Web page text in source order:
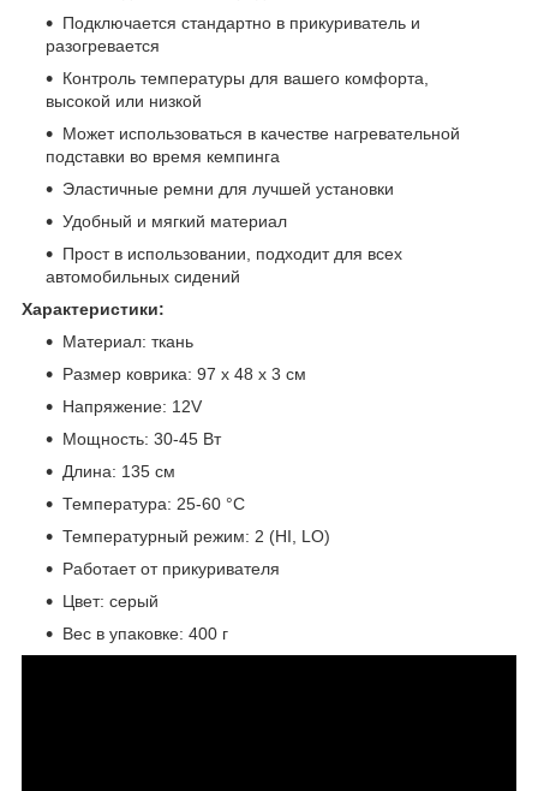
Подключается стандартно в прикуриватель и
разогревается
Контроль температуры для вашего комфорта,
высокой или низкой
Может использоваться в качестве нагревательной
подставки во время кемпинга
Эластичные ремни для лучшей установки
Удобный и мягкий материал
Прост в использовании, подходит для всех
автомобильных сидений
Характеристики:
Материал: ткань
Размер коврика: 97 x 48 х 3 см
Напряжение: 12V
Мощность: 30-45 Вт
Длина: 135 см
Температура: 25-60 °C
Температурный режим: 2 (HI, LO)
Работает от прикуривателя
Цвет: серый
Вес в упаковке: 400 г